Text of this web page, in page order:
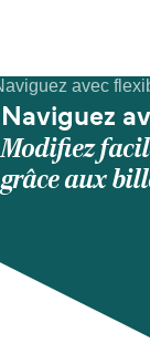
Naviguez
Modifiez
grâce aux